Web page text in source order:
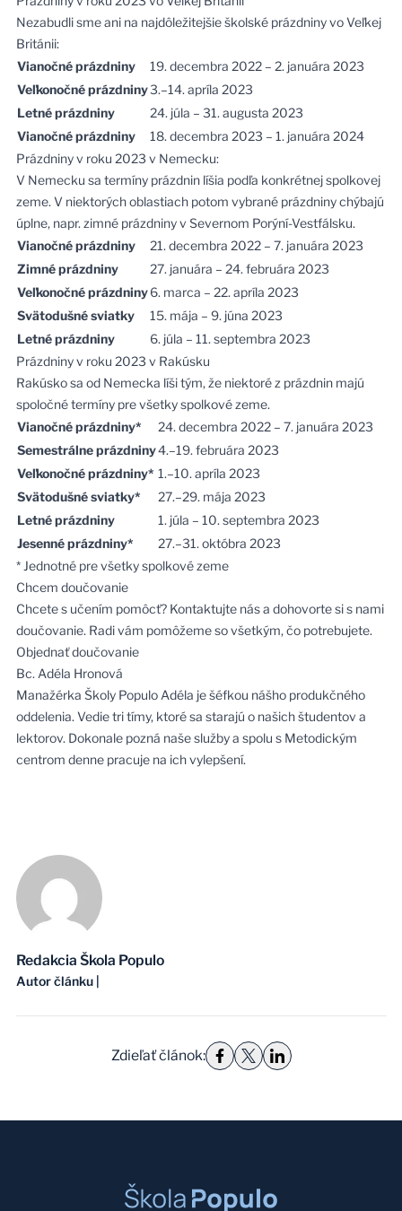
Nezabudli sme ani na najdôležitejšie školské prázdniny vo Veľkej
Británii:
Vianočné prázdniny
19. decembra 2022 – 2. januára 2023
Veľkonočné prázdniny3.–14. apríla 2023
Letné prázdniny
24. júla – 31. augusta 2023
Vianočné prázdniny
18. decembra 2023 – 1. januára 2024
Prázdniny v roku 2023 v Nemecku:
V Nemecku sa termíny prázdnin líšia podľa konkrétnej spolkovej
zeme. V niektorých oblastiach potom vybrané prázdniny chýbajú
úplne, napr. zimné prázdniny v Severnom Porýní-Vestfálsku.
Vianočné prázdniny
21. decembra 2022 – 7. januára 2023
Zimné prázdniny
27. januára – 24. februára 2023
Veľkonočné prázdniny 6. marca – 22. apríla 2023
Svätodušné sviatky
15. mája – 9. júna 2023
Letné prázdniny
6. júla – 11. septembra 2023
Prázdniny v roku 2023 v Rakúsku
Rakúsko sa od Nemecka líši tým, že niektoré z prázdnin majú
spoločné termíny pre všetky spolkové zeme.
Vianočné prázdniny*
24. decembra 2022 – 7. januára 2023
Semestrálne prázdniny4.–19. februára 2023
Veľkonočné prázdniny* 1.–10. apríla 2023
Svätodušné sviatky*
27.–29. mája 2023
Letné prázdniny
1. júla – 10. septembra 2023
Jesenné prázdniny*
27.–31. októbra 2023
* Jednotné pre všetky spolkové zeme
Chcem doučovanie
Chcete s učením pomôcť? Kontaktujte nása dohovorte si s nami
doučovanie. Radi vám pomôžeme so všetkým, čo potrebujete.
Objednať doučovanie
Bc. Adéla Hronová
Manažérka Školy Populo Adéla je šéfkou nášho produkčného
oddelenia. Vedie tri tímy, ktoré sa starajú o našich študentov a
lektorov. Dokonale pozná naše služby a spolu s Metodickým
centrom denne pracuje na ich vylepšení.
Redakcia Škola Populo
Autor článku|
Zdieľať článok: